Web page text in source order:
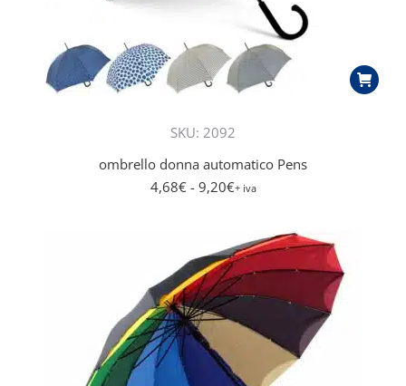
SKU: 2092
ombrello donna automatico Pens
4,68€- 9,20€+ iva